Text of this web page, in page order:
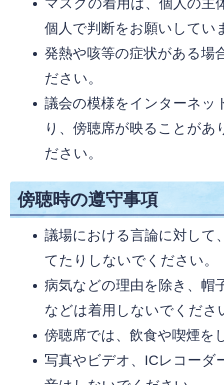
個人で判断をお願いしてい
発熱や咳等の症状がある場
ださい。
議会の模様をインターネッ
り、傍聴席が映ることがあ
ださい。
傍聴時の遵守事項
議場における言論に対して
てたりしないでください。
病気などの理由を除き、帽
などは着用しないでくださ
傍聴席では、飲食や喫煙を
写真やビデオ、ICレコーダ